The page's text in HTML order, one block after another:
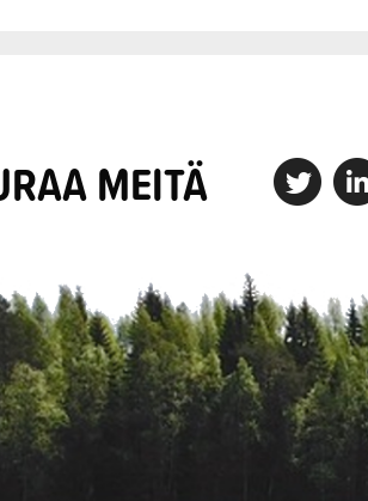
MEITÄ X